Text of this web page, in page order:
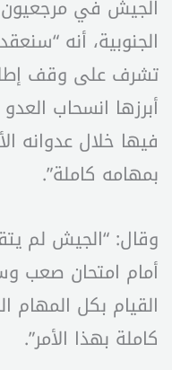
الجيش في
الجنوبية، أنه
تشرف على وقف
أبرزها انسحاب
فيها خلال عدوانه
بمهامه كاملة”.
وقال: “الجيش لم
أمام امتحان صعب
القيام بكل المهام
كاملة بهذا الأمر”.